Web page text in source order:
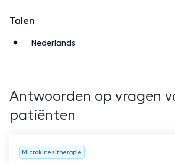
Talen
Nederlands
Antwoorden op vragen
patiënten
Microkinesitherapie